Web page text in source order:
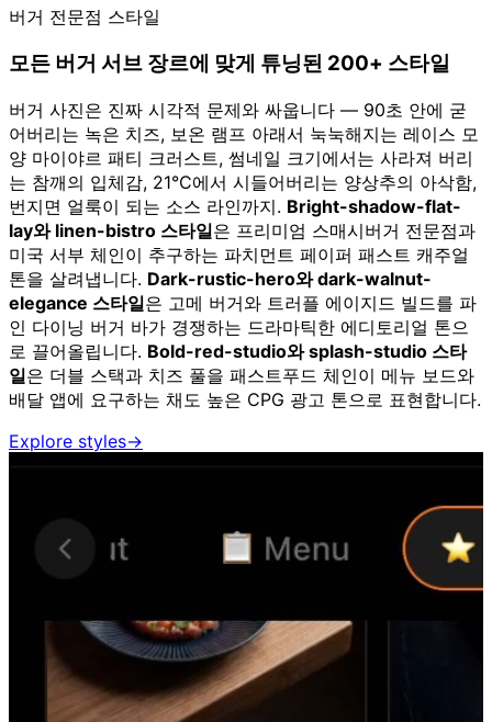
버거 전문점 스타일
모든 버거 서브 장르에 맞게 튜닝된 200+ 스타일
버거 사진은 진짜 시각적 문제와 싸웁니다 — 90초 안에 굳
어버리는 녹은 치즈, 보온 램프 아래서 눅눅해지는 레이스 모
양 마이야르 패티 크러스트, 썸네일 크기에서는 사라져 버리
는 참깨의 입체감, 21°C에서 시들어버리는 양상추의 아삭함,
번지면 얼룩이 되는 소스 라인까지. Bright-shadow-flat-
lay와 linen-bistro 스타일은 프리미엄 스매시버거 전문점과
미국 서부 체인이 추구하는 파치먼트 페이퍼 패스트 캐주얼
톤을 살려냅니다. Dark-rustic-hero와 dark-walnut-
elegance 스타일은 고메 버거와 트러플 에이지드 빌드를 파
인 다이닝 버거 바가 경쟁하는 드라마틱한 에디토리얼 톤으
로 끌어올립니다. Bold-red-studio와 splash-studio 스타
일은 더블 스택과 치즈 풀을 패스트푸드 체인이 메뉴 보드와
배달 앱에 요구하는 채도 높은 CPG 광고 톤으로 표현합니다.
Explore styles→